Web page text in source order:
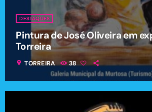
DESTAQUES
Pintura de José Oliveira em
Torreira
location_on TORREIRA 38